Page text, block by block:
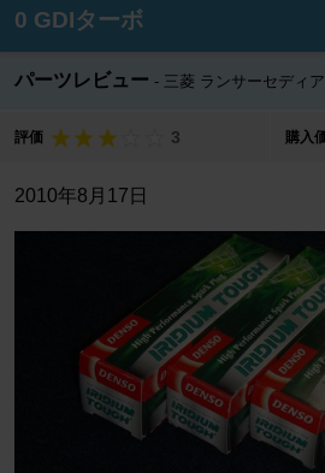
0 GDIターボ
パーツレビュー 三菱 ランサーセディ
評価 3 購入
2010年8月17日